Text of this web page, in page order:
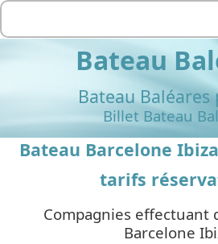
Bateau
Bateau Baléares
Billet Bateau
Bateau Barcelone Ibiza
tarifs
Compagnies effectuant
Barcelone